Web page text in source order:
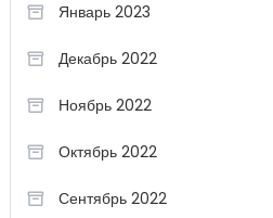
Январь 2023
Декабрь 2022
Ноябрь 2022
Октябрь 2022
Сентябрь 2022